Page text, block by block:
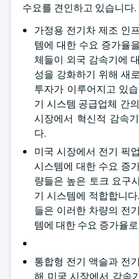
수요를 견인하고 있습니다.
가정용 전기차 제조 인
템에 대한 수요 증가율
체들이 외국 감속기에
성을 강화하기 위해 새
투자가 이루어지고 있
기 시스템 공급업체 간
시장에서 혁신적 감속
다.
미국 시장에서 전기 픽
시스템에 대한 수요 증
량들은 높은 토크 요구
기 시스템에 적합합니
들은 이러한 차량의 전
템에 대한 수요 증가율
통합형 전기 액슬과 전
해 미국 시장에서 감속